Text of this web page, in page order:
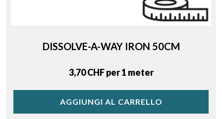
DISSOLVE-A-WAY IRON 50CM
Price
3,70 CHF per 1 meter
AGGIUNGI AL CARRELLO